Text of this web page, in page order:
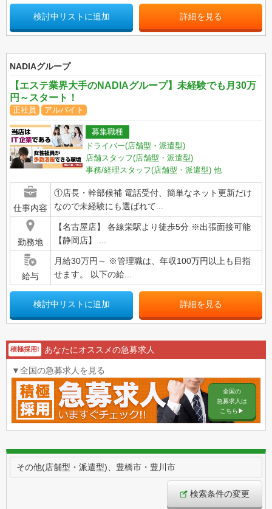
検討中リストに追加 詳細を見る
NADIAグループ
【エステ業界大手のNADIAグループ】未経験でも月30万
円～スタート！
正社員 アルバイト
募集職種
ドライバー(店舗型・派遣型)
店舗スタッフ(店舗型・派遣型)
事務/経理スタッフ(店舗型・派遣型) 他
仕事内容
①店長・幹部候補 電話受付、簡単なネット更新だけ
なので未経験にも選ばれて...
勤務地
【名古屋店】 各線栄駅より徒歩5分 ※出張面接可能
【静岡店】 ...
給与
月給30万円～ ※管理職は、年収100万円以上も目指
せます。 以下の給...
検討中リストに追加 詳細を見る
積極採用! あなたにオススメの急募求人
▼全国の急募求人を見る
全国の
急募求人は
こちら▶︎
その他(店舗型・派遣型)、豊橋市・豊川市
検索条件の変更